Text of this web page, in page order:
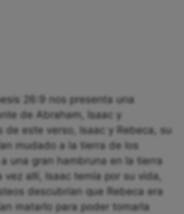
26:9 nos presenta una
de Abraham, Isaac y
de este verso, Isaac y Rebeca, su
mudado a la tierra de los
una gran hambruna en la tierra
vez allí, Isaac temía por su vida,
descubrían que Rebeca era
matarlo para poder tomarla